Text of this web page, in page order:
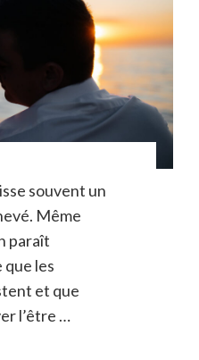
souvent un
Même
paraît
les
et que
l’être …